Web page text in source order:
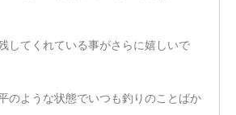
してくれている事がさらに嬉しいで
のような状態でいつも釣りのことばか